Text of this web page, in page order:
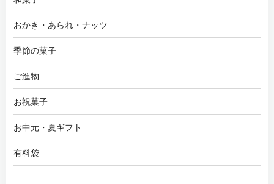
おかき・あられ・ナッツ
季節の菓子
ご進物
お祝菓子
お中元・夏ギフト
有料袋